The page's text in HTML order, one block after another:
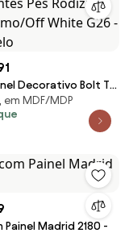
Decorativo Bolt TV
Portas Deslizantes
Cinamomo/Off
em MDF/MDP
Painel Madrid 2180 -